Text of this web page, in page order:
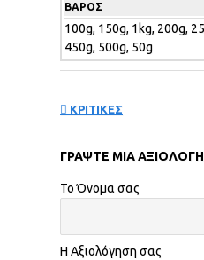
ΒΆΡΟΣ
100g, 150g, 1kg, 200g,
450g, 500g, 50g
ΚΡΙΤΙΚΕΣ
ΓΡΆΨΤΕ ΜΙΑ
Το Όνομα σας
Η Αξιολόγηση σας